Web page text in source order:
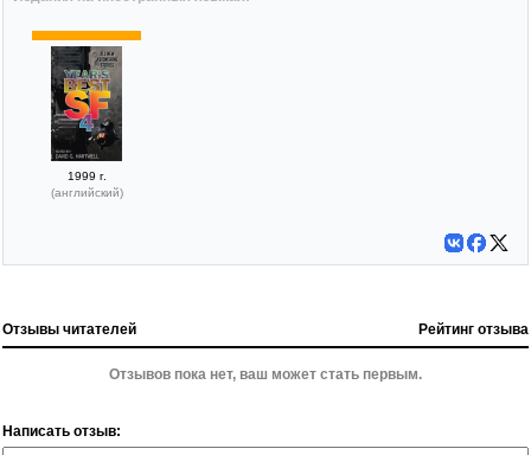
1999 г.
(английский)
Отзывы читателей Рейтинг отзыва
Отзывов пока нет, ваш может стать первым.
Написать отзыв: